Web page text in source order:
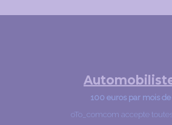
100 euros par mois
oTo_comcom accepte